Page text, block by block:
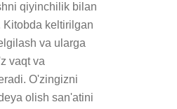
qiyinchilik bilan
keltirilgan
va ularga
vaqt va
O'zingizni
olish san'atini